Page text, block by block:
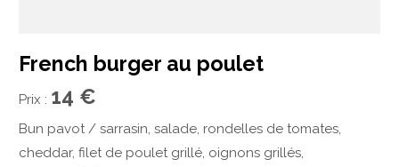
French burger au poulet
Prix : 14 €
Bun pavot / sarrasin, salade, rondelles de tomates,
cheddar, filet de poulet grillé, oignons grillés,